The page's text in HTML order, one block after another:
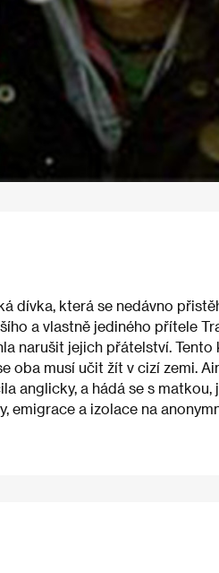
dívka, která se nedávno
a vlastně jediného přítele
narušit jejich přátelství.
oba musí učit žít v cizí zemi.
anglicky, a hádá se s
emigrace a izolace na